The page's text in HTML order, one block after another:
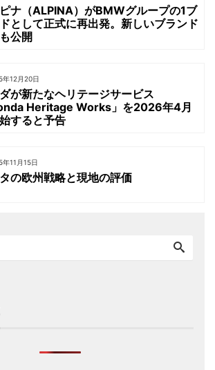
ナ（ALPINA）がBMWグループの1ブ
として正式に再出発。新しいブランド
公開
年12月20日
が新たなヘリテージサービス
Heritage Works」を2026年4月
すると予告
年11月15日
タの欧州戦略と現地の評価